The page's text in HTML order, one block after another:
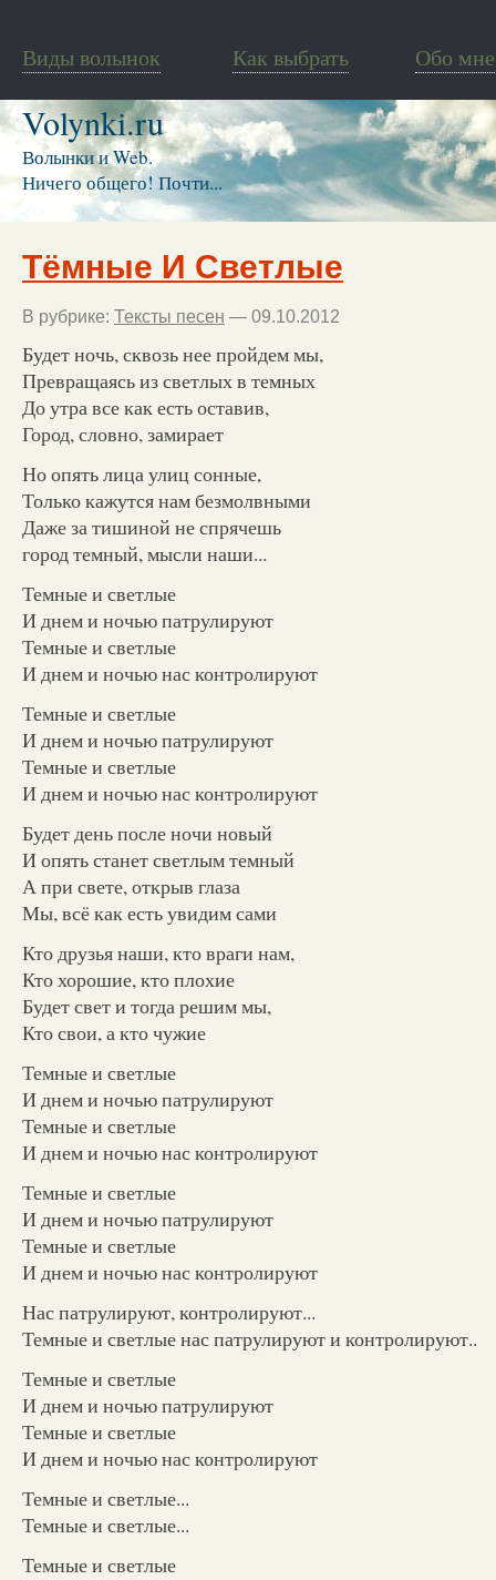
Виды волынок Как выбрать Обо мне
Volynki.ru
Волынки и Web.
Ничего общего! Почти...
Тёмные И Светлые
В рубрике: Тексты песен — 09.10.2012
Будет ночь, сквозь нее пройдем мы,
Превращаясь из светлых в темных
До утра все как есть оставив,
Город, словно, замирает
Но опять лица улиц сонные,
Только кажутся нам безмолвными
Даже за тишиной не спрячешь
город темный, мысли наши...
Темные и светлые
И днем и ночью патрулируют
Темные и светлые
И днем и ночью нас контролируют
Темные и светлые
И днем и ночью патрулируют
Темные и светлые
И днем и ночью нас контролируют
Будет день после ночи новый
И опять станет светлым темный
А при свете, открыв глаза
Мы, всё как есть увидим сами
Кто друзья наши, кто враги нам,
Кто хорошие, кто плохие
Будет свет и тогда решим мы,
Кто свои, а кто чужие
Темные и светлые
И днем и ночью патрулируют
Темные и светлые
И днем и ночью нас контролируют
Темные и светлые
И днем и ночью патрулируют
Темные и светлые
И днем и ночью нас контролируют
Нас патрулируют, контролируют...
Темные и светлые нас патрулируют и контролируют..
Темные и светлые
И днем и ночью патрулируют
Темные и светлые
И днем и ночью нас контролируют
Темные и светлые...
Темные и светлые...
Темные и светлые